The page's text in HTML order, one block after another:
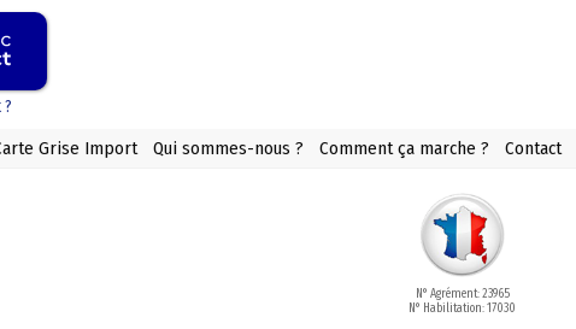
Grise Import Qui sommes-nous ? Comment ça marche ? Contact
N° Agrément: 23965
N° Habilitation: 17030